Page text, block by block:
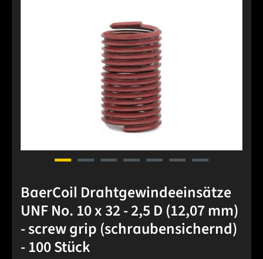
BaerCoil Drahtgewindeeinsätze
UNF No. 10 x 32 - 2,5 D (12,07 mm)
- screw grip (schraubensichernd)
- 100 Stück